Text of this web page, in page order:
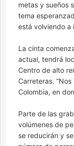
metas y sueños
tema
está volviendo a
La cinta
actual, tendrá
Centro de alto
Carreteras.
Colombia, en
Parte de las
volúmenes de
se reducirán y